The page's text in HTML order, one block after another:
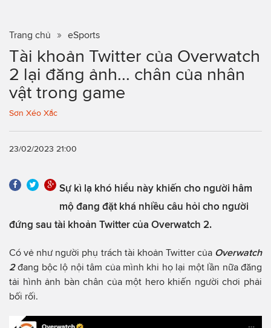
Trang chủ eSports
Tài khoản Twitter của Overwatch
2 lại đăng ảnh... chân của nhân
vật trong game
Sơn Xéo Xắc
23/02/2023 21:00
Sự kì lạ khó hiểu này khiến cho người hâm
mộ đang đặt khá nhiều câu hỏi cho người
đứng sau tài khoản Twitter của Overwatch 2.
Có vẻ như người phụ trách tài khoản Twitter củaOverwatch
2đang bộc lộ nội tâm của mình khi họ lại một lần nữa đăng
tải hình ảnh bàn chân của một hero khiến người chơi phải
bối rối.